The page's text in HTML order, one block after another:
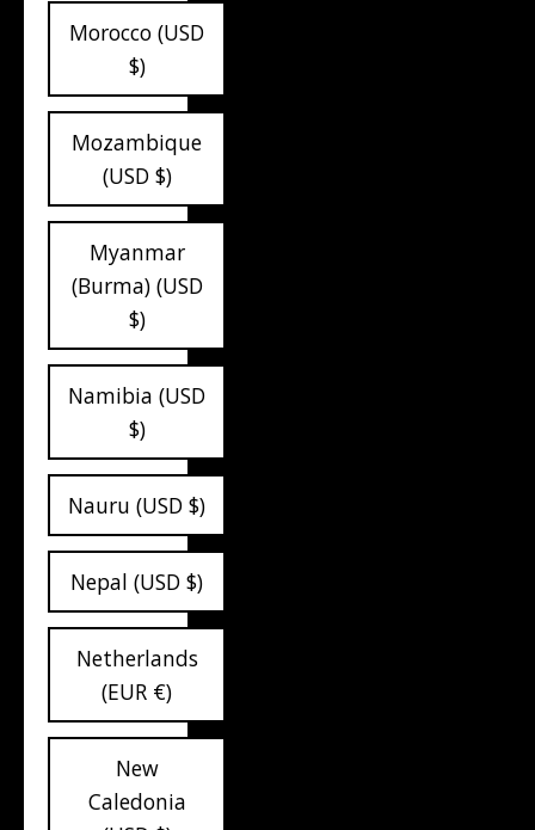
Morocco (USD
$)
Mozambique
(USD $)
Myanmar
(Burma) (USD
$)
Namibia (USD
$)
Nauru (USD $)
Nepal (USD $)
Netherlands
(EUR €)
New
Caledonia